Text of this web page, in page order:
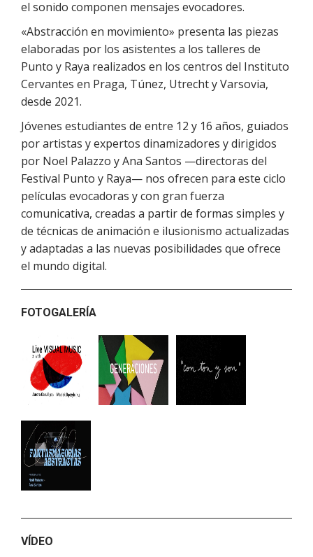
el sonido componen mensajes evocadores.
«Abstracción en movimiento» presenta las piezas
elaboradas por los asistentes a los talleres de
Punto y Raya realizados en los centros del Instituto
Cervantes en Praga, Túnez, Utrecht y Varsovia,
desde 2021.
Jóvenes estudiantes de entre 12 y 16 años, guiados
por artistas y expertos dinamizadores y dirigidos
por Noel Palazzo y Ana Santos —directoras del
Festival Punto y Raya— nos ofrecen para este ciclo
películas evocadoras y con gran fuerza
comunicativa, creadas a partir de formas simples y
de técnicas de animación e ilusionismo actualizadas
y adaptadas a las nuevas posibilidades que ofrece
el mundo digital.
FOTOGALERÍA
VÍDEO